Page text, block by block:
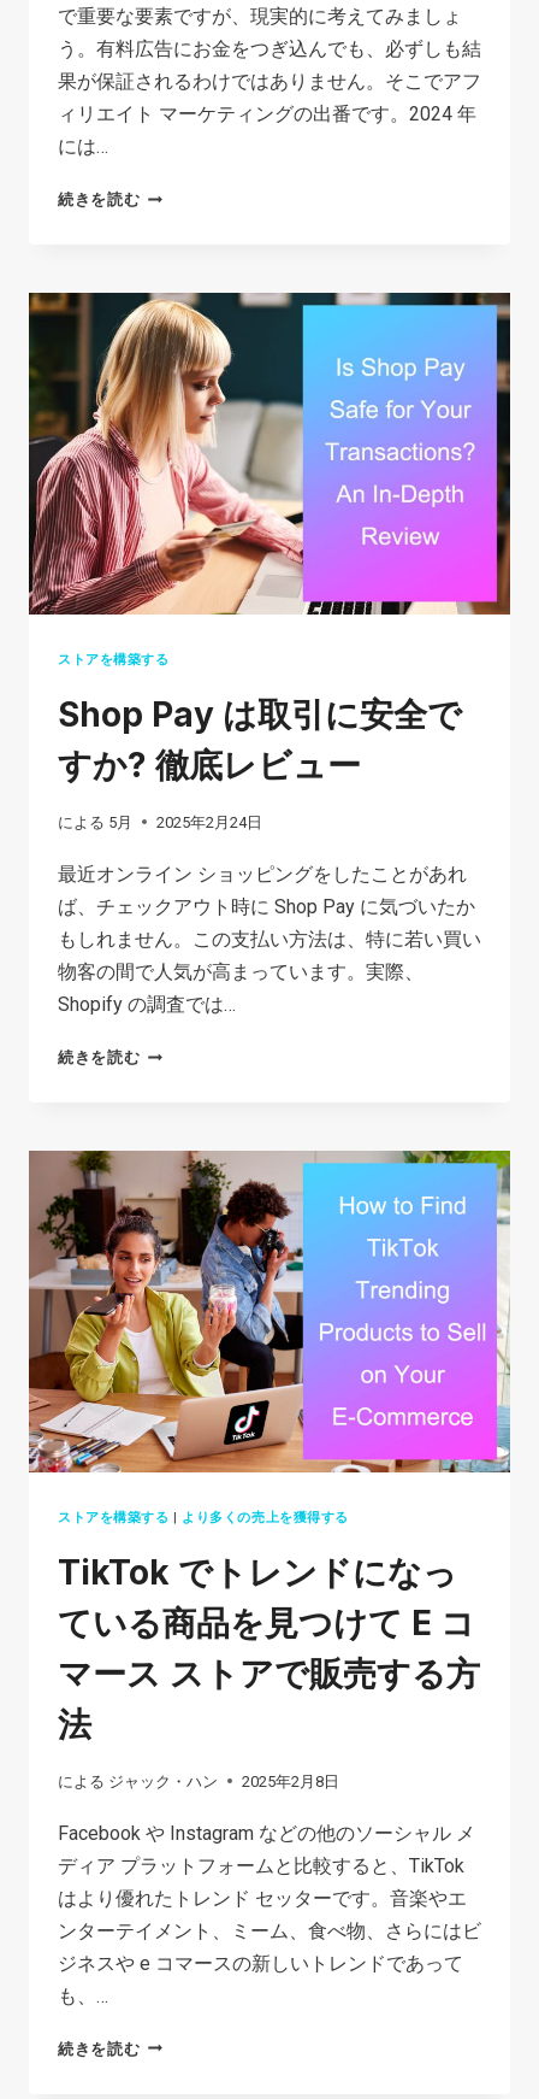
で重要な要素ですが、現実的に考えてみましょ
う。有料広告にお金をつぎ込んでも、必ずしも結
果が保証されるわけではありません。そこでアフ
ィリエイト マーケティングの出番です。2024 年
には…
続きを読むTIKTOK
ッ
プ
ア
フ
ィ
リ
エ
イ
ト:
TIKTOK
で
お
を
稼
ぐ
た
の
究
極
の
ガ
ストアを構築する
Shop Pay は取引に安全で
すか? 徹底レビュー
による 5月 2025年2月24日
最近オンライン ショッピングをしたことがあれ
ば、チェックアウト時に Shop Pay に気づいたか
もしれません。この支払い方法は、特に若い買い
物客の間で人気が高まっています。実際、
Shopify の調査では…
続きを読むSHOP
取
に
安
全
で
す
か?
徹
底
レ
ビ
ー
ストアを構築する | より多くの売上を獲得する
TikTok でトレンドになっ
ている商品を見つけて E コ
マース ストアで販売する方
法
による ジャック・ハン 2025年2月8日
Facebook や Instagram などの他のソーシャル メ
ディア プラットフォームと比較すると、TikTok
はより優れたトレンド セッターです。音楽やエ
ンターテイメント、ミーム、食べ物、さらにはビ
ジネスや e コマースの新しいトレンドであって
も、…
続きを読むTIKTOK